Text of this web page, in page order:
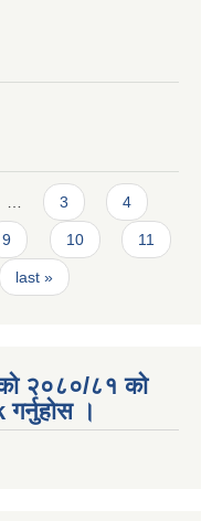
… 3 4
9 10 11
last »
२०८०/८१ को
।